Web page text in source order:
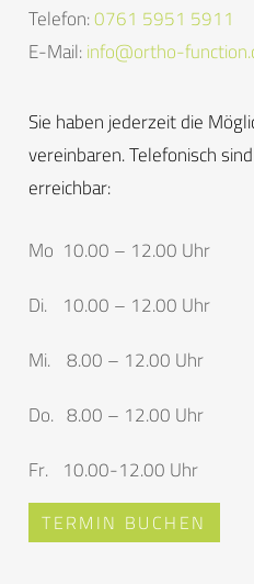
Telefon:0761 5951 5911
E-Mail:info@ortho-
Sie haben jederzeit die
vereinbaren. Telefonisch
erreichbar:
Mo 10.00 – 12.00 Uhr
Di. 10.00 – 12.00 Uhr
Mi. 8.00 – 12.00 Uhr
Do. 8.00 – 12.00 Uhr
Fr. 10.00-12.00 Uhr
TERMIN BUCHEN